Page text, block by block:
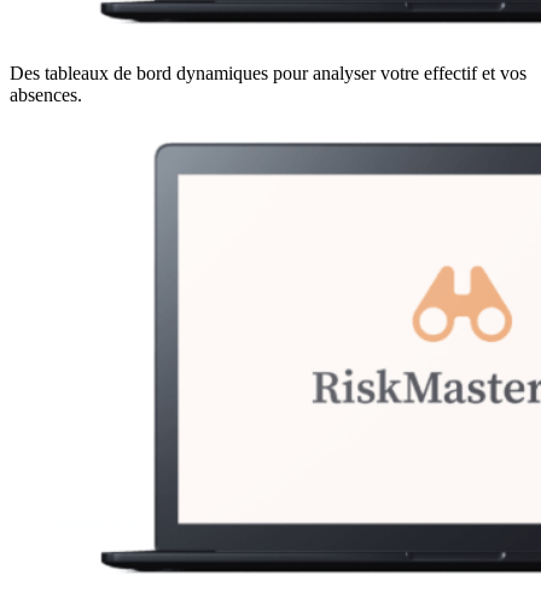
Des tableaux de bord dynamiques pour analyser votre effectif et vos
absences.